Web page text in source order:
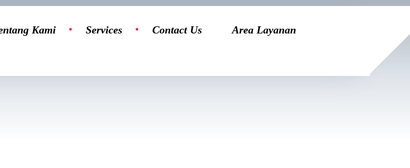
Kami Services Contact Us Area Layanan